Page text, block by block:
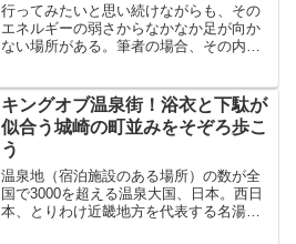
行ってみたいと思い続けながらも、その
エネルギーの弱さからなかなか足が向か
ない場所がある。筆者の場合、その内の
人はあまりいない。行きたい場所を順繰
りに訪れ、そのリストをひ...
キングオブ温泉街！浴衣と下駄が
似合う城崎の町並みをそぞろ歩こ
う
温泉地（宿泊施設のある場所）の数が全
国で3000を超える温泉大国、日本。西日
本、とりわけ近畿地方を代表する名湯の